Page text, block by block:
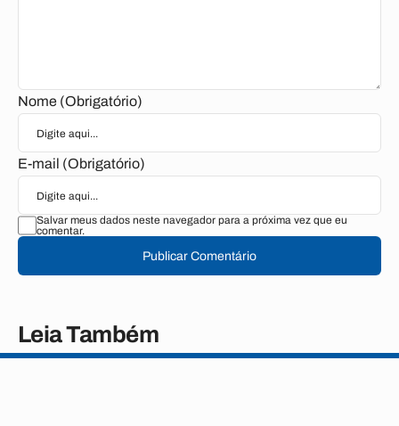
Nome (Obrigatório)
E-mail (Obrigatório)
Salvar meus dados neste navegador para a próxima vez que eu
comentar.
Publicar Comentário
Leia Também